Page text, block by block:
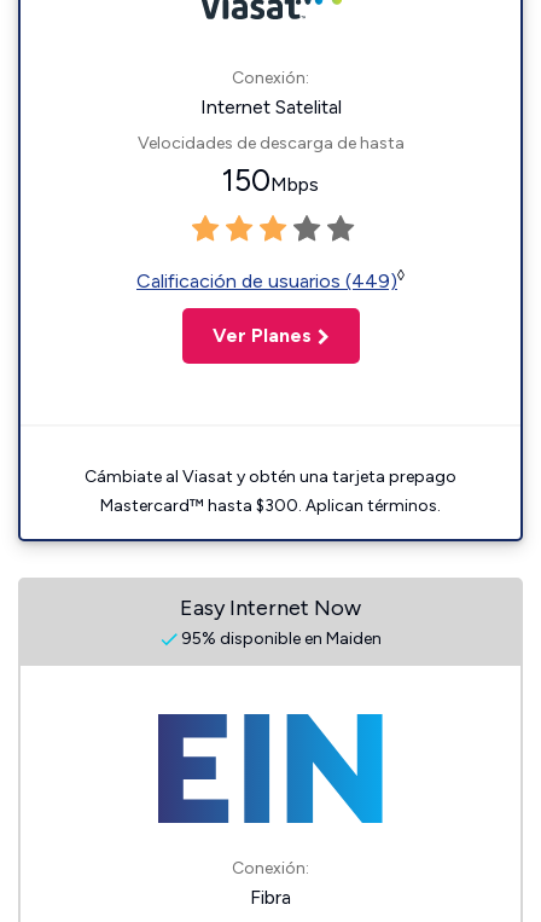
Conexión:
Internet Satelital
Velocidades de descarga de hasta
150Mbps
Calificación de usuarios (449)◊
Ver Planes
Cámbiate al Viasat y obtén una tarjeta prepago
Mastercard™ hasta $300. Aplican términos.
Easy Internet Now
95% disponible en Maiden
Conexión:
Fibra